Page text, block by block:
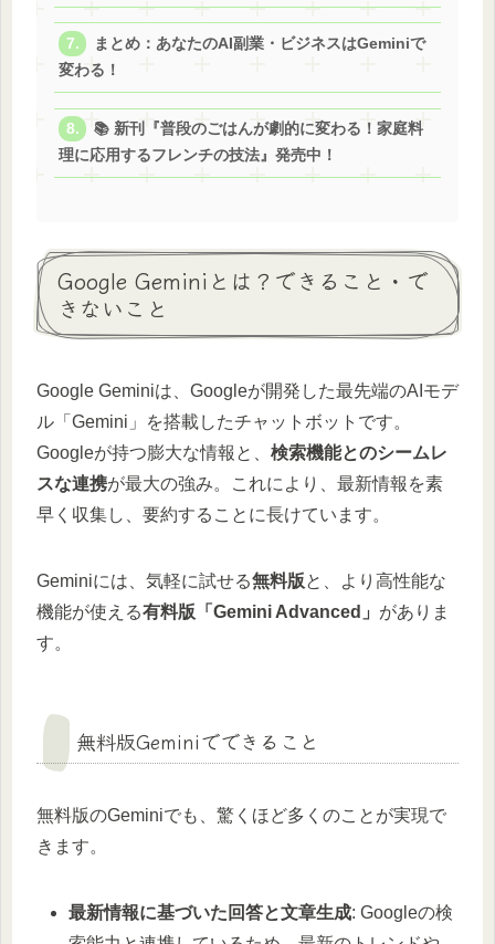
まとめ：あなたのAI副業・ビジネスはGeminiで
変わる！
📚 新刊『普段のごはんが劇的に変わる！家庭料
理に応用するフレンチの技法』発売中！
Google Geminiとは？できること・で
きないこと
Google Geminiは、Googleが開発した最先端のAIモデ
ル「Gemini」を搭載したチャットボットです。
Googleが持つ膨大な情報と、 検索機能とのシームレ
スな連携が最大の強み。これにより、最新情報を素
早く収集し、要約することに長けています。
Geminiには、気軽に試せる無料版と、より高性能な
機能が使える有料版「Gemini Advanced」 がありま
す。
無料版Geminiでできること
無料版のGeminiでも、驚くほど多くのことが実現で
きます。
最新情報に基づいた回答と文章生成: Googleの検